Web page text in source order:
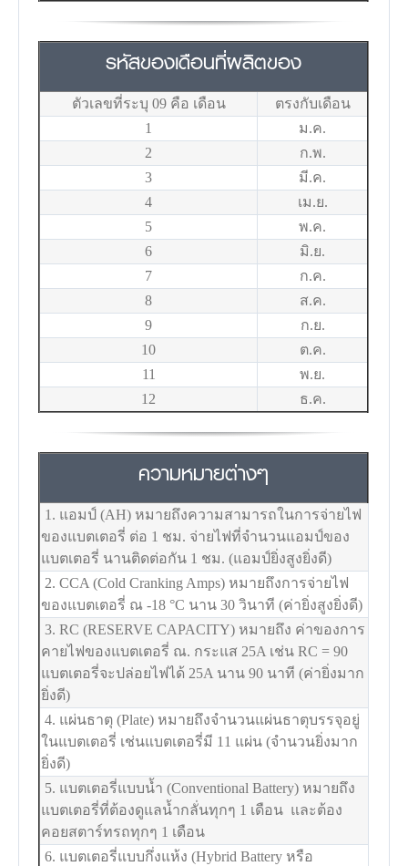
รหัสของเดือนที่ผลิตของ
ตัวเลขที่ระบุ 09 คือ เดือน
ตรงกับเดือน
1
ม.ค.
2
ก.พ.
3
มี.ค.
4
เม.ย.
5
พ.ค.
6
มิ.ย.
7
ก.ค.
8
ส.ค.
9
ก.ย.
10
ต.ค.
11
พ.ย.
12
ธ.ค.
ความหมายต่างๆ
1. แอมป์ (AH) หมายถึงความสามารถในการจ่ายไฟ
ของแบตเตอรี่ ต่อ 1 ชม. จ่ายไฟที่จำนวนแอมป์ของ
แบตเตอรี่ นานติดต่อกัน 1 ชม. (แอมป์ยิ่งสูงยิ่งดี)
2. CCA (Cold Cranking Amps) หมายถึงการจ่ายไฟ
ของแบตเตอรี่ ณ -18 °C นาน 30 วินาที (ค่ายิ่งสูงยิ่งดี)
3. RC (RESERVE CAPACITY) หมายถึง ค่าของการ
คายไฟของแบตเตอรี่ ณ. กระแส 25A เช่น RC = 90
แบตเตอรี่จะปล่อยไฟได้ 25A นาน 90 นาที (ค่ายิ่งมาก
ยิ่งดี)
4. แผ่นธาตุ (Plate) หมายถึงจำนวนแผ่นธาตุบรรจุอยู่
ในแบตเตอรี่ เช่นแบตเตอรี่มี 11 แผ่น (จำนวนยิ่งมาก
ยิ่งดี)
5. แบตเตอรี่แบบน้ำ (Conventional Battery) หมายถึง
แบตเตอรี่ที่ต้องดูแลน้ำกลั่นทุกๆ 1 เดือน และต้อง
คอยสตาร์ทรถทุกๆ 1 เดือน
6. แบตเตอรี่แบบกึ่งแห้ง (Hybrid Battery หรือ